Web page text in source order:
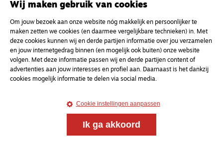
nieuwsbrief
uw e-mailadres
Wij maken gebruik van cookies
Om jouw bezoek aan onze website nóg makkelijk en persoonlijker te
maken zetten we cookies (en daarmee vergelijkbare technieken) in. Met
deze cookies kunnen wij en derde partijen informatie over jou verzamelen
en jouw internetgedrag binnen (en mogelijk ook buiten) onze website
volgen. Met deze informatie passen wij en derde partijen content of
advertenties aan jouw interesses en profiel aan. Daarnaast is het dankzij
cookies mogelijk informatie te delen via social media.
Cookie instellingen aanpassen
Ik ga akkoord